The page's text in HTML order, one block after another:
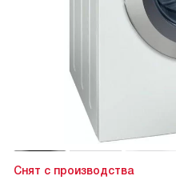
Снят с производства